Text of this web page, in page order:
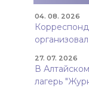
04. 08. 2026
27. 07. 2026
В
лагерь